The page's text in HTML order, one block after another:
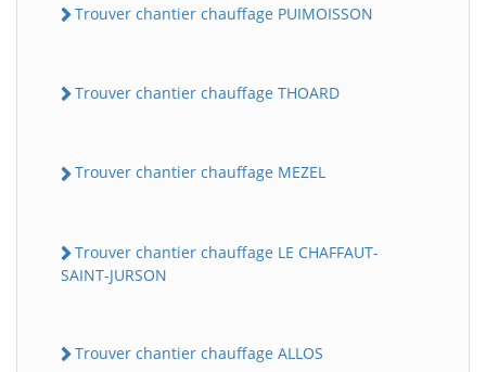
Trouver chantier chauffage PUIMOISSON
Trouver chantier chauffage THOARD
Trouver chantier chauffage MEZEL
Trouver chantier chauffage LE CHAFFAUT-
SAINT-JURSON
Trouver chantier chauffage ALLOS